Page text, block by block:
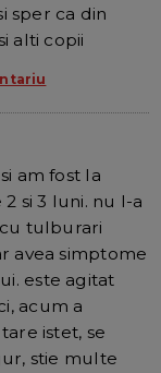
sper ca din
alti copii
am fost la
si 3 luni. nu l-a
tulburari
avea simptome
este agitat
acum a
istet, se
stie multe